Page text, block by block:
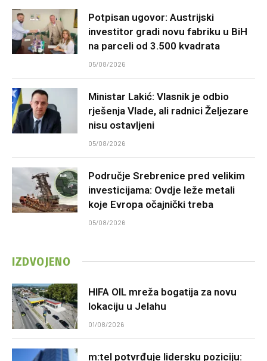
Potpisan ugovor: Austrijski
investitor gradi novu fabriku u BiH
na parceli od 3.500 kvadrata
05/08/2026
Ministar Lakić: Vlasnik je odbio
rješenja Vlade, ali radnici Željezare
nisu ostavljeni
05/08/2026
Područje Srebrenice pred velikim
investicijama: Ovdje leže metali
koje Evropa očajnički treba
05/08/2026
IZDVOJENO
HIFA OIL mreža bogatija za novu
lokaciju u Jelahu
01/08/2026
m:tel potvrđuje lidersku poziciju: